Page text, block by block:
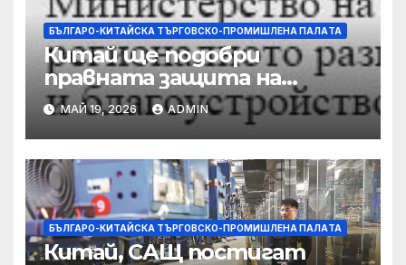
БЪЛГАРО-КИТАЙСКА ТЪРГОВСКО-ПРОМИШЛЕНА ПАЛAТА
Китай ще подобри
правната защита на
предприятията, ще се
съсредоточи върху
борбата с
корпоративната
престъпност
МАЙ 19, 2026 ADMIN
БЪЛГАРО-КИТАЙСКА ТЪРГОВСКО-ПРОМИШЛЕНА ПАЛAТА
Китай, САЩ постигат